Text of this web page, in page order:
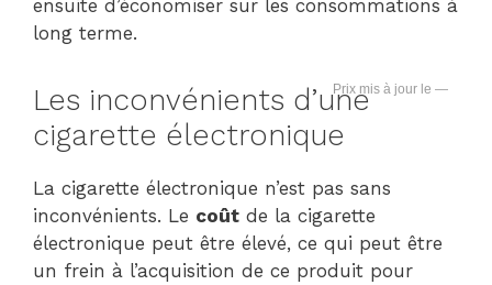
ensuite d’économiser sur les consommations à
long terme.
—
Les inconvénients d’une
cigarette électronique
La cigarette électronique n’est pas sans
inconvénients. Le coût de la cigarette
électronique peut être élevé, ce qui peut être
un frein à l’acquisition de ce produit pour